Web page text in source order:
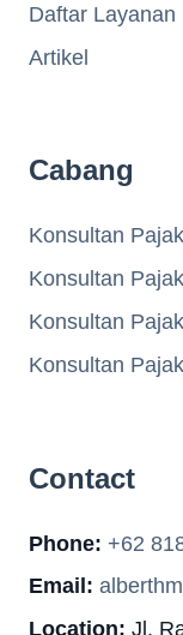
Daftar Layanan
Artikel
Cabang
Konsultan
Konsultan
Konsultan
Konsultan
Contact
Phone: +62
Email:
Location: Jl.